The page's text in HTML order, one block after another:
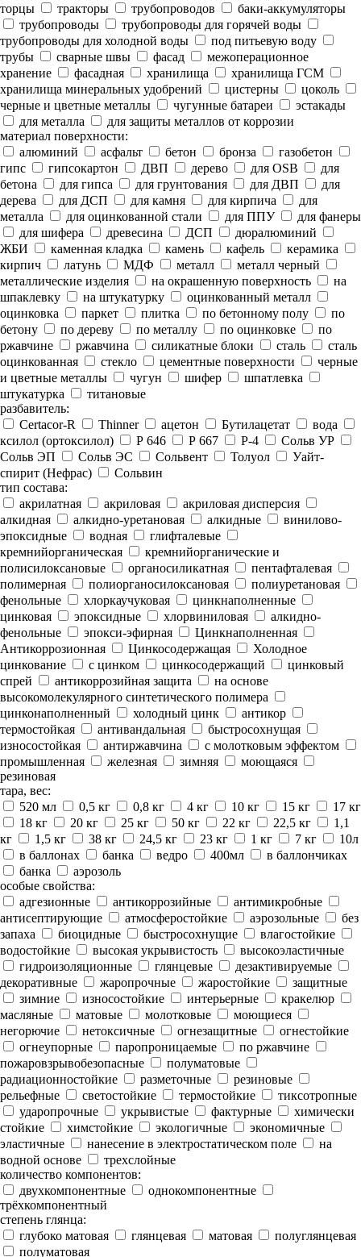
торцы
тракторы трубопроводов
баки-аккумуляторы
трубопроводы
трубопроводы для горячей воды
трубопроводы для холодной воды
под питьевую воду
трубы
сварные швы фасад
межоперационное
хранение
фасадная хранилища
хранилища ГСМ
хранилища минеральных удобрений
цистерны
цоколь
черные и цветные металлы
чугунные батареи
эстакады
для металла
для защиты металлов от коррозии
материал поверхности:
алюминий
асфальт бетон бронза
газобетон
гипс
гипсокартон ДВП дерево для OSB
для
бетона
для гипса для грунтования для ДВП
для
дерева
для ДСП для камня для кирпича
для
металла
для оцинкованной стали для ППУ
для фанеры
для шифера
древесина ДСП
дюралюминий
ЖБИ
каменная кладка камень кафель
керамика
кирпич
латунь МДФ металл
металл черный
металлические изделия
на окрашенную поверхность
на
шпаклевку
на штукатурку
оцинкованный металл
оцинковка
паркет плитка по бетонному полу
по
бетону
по дереву по металлу по оцинковке
по
ржавчине
ржавчина силикатные блоки сталь
сталь
оцинкованная
стекло цементные поверхности
черные
и цветные металлы
чугун шифер
шпатлевка
штукатурка
титановые
разбавитель:
Certacor-R
Thinner ацетон Бутилацетат
вода
ксилол (ортоксилол)
Р 646 Р 667 Р-4
Сольв УР
Сольв ЭП
Сольв ЭС Сольвент Толуол
Уайт-
спирит (Нефрас)
Сольвин
тип состава:
акрилатная
акриловая
акриловая дисперсия
алкидная
алкидно-уретановая алкидные
винилово-
эпоксидные
водная
глифталевые
кремнийорганическая
кремнийорганические и
полисилоксановые
органосиликатная
пентафталевая
полимерная
полиорганосилоксановая
полиуретановая
фенольные
хлоркаучуковая
цинкнаполненные
цинковая
эпоксидные хлорвиниловая
алкидно-
фенольные
эпокси-эфирная
Цинкнаполненная
Антикоррозионная
Цинкосодержащая
Холодное
цинкование
с цинком цинкосодержащий
цинковый
спрей
антикоррозийная защита
на основе
высокомолекулярного синтетического полимера
цинконаполненный
холодный цинк
антикор
термостойкая
антивандальная
быстросохнущая
износостойкая
антиржавчина
с молотковым эффектом
промышленная
железная зимняя
моющаяся
резиновая
тара, вес:
520 мл
0,5 кг 0,8 кг 4 кг 10 кг 15 кг
17 кг
18 кг
20 кг 25 кг 50 кг 22 кг 22,5 кг
1,1
кг
1,5 кг 38 кг 24,5 кг 23 кг 1 кг 7 кг
10л
в баллонах
банка ведро 400мл
в баллончиках
банка
аэрозоль
особые свойства:
адгезионные
антикоррозийные
антимикробные
антисептирующие
атмосферостойкие аэрозольные
без
запаха
биоцидные быстросохнущие
влагостойкие
водостойкие
высокая укрывистость
высокоэластичные
гидроизоляционные
глянцевые
дезактивируемые
декоративные
жаропрочные жаростойкие
защитные
зимние
износостойкие интерьерные
кракелюр
масляные
матовые молотковые
моющиеся
негорючие
нетоксичные огнезащитные
огнестойкие
огнеупорные
паропроницаемые
по ржавчине
пожаровзрывобезопасные
полуматовые
радиационностойкие
разметочные
резиновые
рельефные
светостойкие термостойкие
тиксотропные
ударопрочные
укрывистые фактурные
химически
стойкие
химстойкие экологичные
экономичные
эластичные
нанесение в электростатическом поле
на
водной основе
трехслойные
количество компонентов:
двухкомпонентные
однокомпонентные
трёхкомпонентный
степень глянца:
глубоко матовая
глянцевая матовая
полуглянцевая
полуматовая